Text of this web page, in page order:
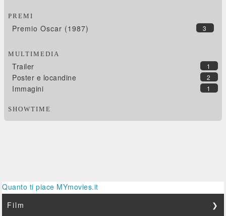
PREMI
3
Premio Oscar (1987)
MULTIMEDIA
1
Trailer
2
Poster e locandine
1
Immagini
SHOWTIME
Quanto ti piace MYmovies.it
Film
❯